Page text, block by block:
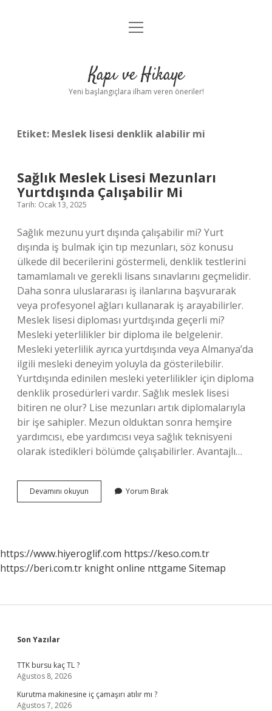
Anasayfa
Yasal Uyarı
menüyü
Kapı ve Hikaye
Yeni başlangıçlara ilham veren öneriler!
Etiket: Meslek lisesi denklik alabilir mi
Sağlık Meslek Lisesi Mezunları
Yurtdışında Çalışabilir Mi
Tarih: Ocak 13, 2025
Sağlık mezunu yurt dışında çalışabilir mi? Yurt
dışında iş bulmak için tıp mezunları, söz konusu
ülkede dil becerilerini göstermeli, denklik testlerini
tamamlamalı ve gerekli lisans sınavlarını geçmelidir.
Daha sonra uluslararası iş ilanlarına başvurarak
veya profesyonel ağları kullanarak iş arayabilirler.
Meslek lisesi diploması yurtdışında geçerli mi?
Mesleki yeterlilikler bir diploma ile belgelenir.
Mesleki yeterlilik ayrıca yurtdışında veya Almanya’da
ilgili mesleki deneyim yoluyla da gösterilebilir.
Yurtdışında edinilen mesleki yeterlilikler için diploma
denklik prosedürleri vardır. Sağlık meslek lisesi
bitiren ne olur? Lise mezunları artık diplomalarıyla
bir işe sahipler. Mezun olduktan sonra hemşire
yardımcısı, ebe yardımcısı veya sağlık teknisyeni
olarak istedikleri bölümde çalışabilirler. Avantajlı…
Devamını okuyun
Meslek
Mi
Yorum Bırak
https://www.hiyeroglif.com https://keso.com.tr
https://beri.com.tr knight online nttgame Sitemap
Sidebar
Son Yazılar
TTK bursu kaç TL ?
Ağustos 8, 2026
Kurutma makinesine iç çamaşırı atılır mı ?
Ağustos 7, 2026